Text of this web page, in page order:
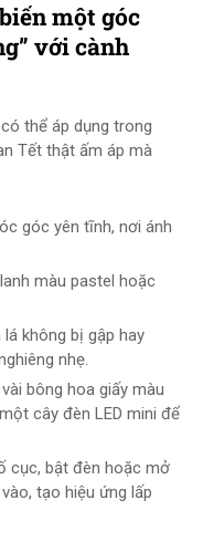
một góc
với cành
thể áp dụng trong
Tết thật ấm áp mà
góc yên tĩnh, nơi ánh
màu pastel hoặc
không bị gập hay
nhẹ.
bông hoa giấy màu
cây đèn LED mini để
cục, bật đèn hoặc mở
tạo hiệu ứng lấp